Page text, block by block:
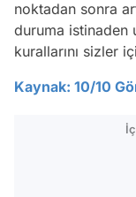
noktadan sonra
duruma istinaden
kurallarını sizler
Kaynak: 10/10